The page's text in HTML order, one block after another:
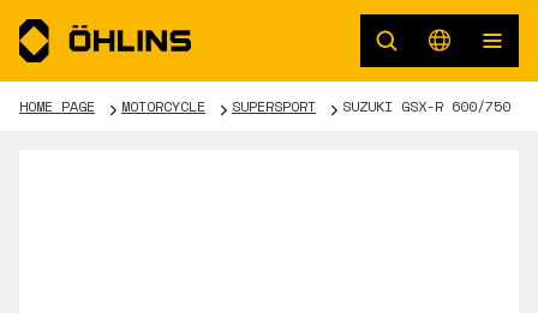
HOME PAGE MOTORCYCLE SUPERSPORT SUZUKI GSX-R 600/750